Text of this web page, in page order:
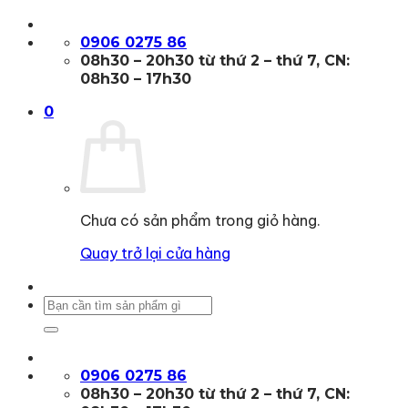
qua
0906 0275 86
08h30 – 20h30 từ thứ 2 – thứ 7, CN:
08h30 – 17h30
0
Chưa có sản phẩm trong giỏ hàng.
Quay trở lại cửa hàng
Tìm
0906 0275 86
08h30 – 20h30 từ thứ 2 – thứ 7, CN: